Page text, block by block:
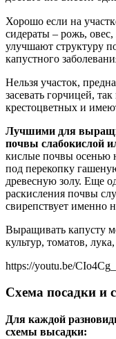
Хорошо если на
сидераты – рожь,
улучшают структуру
капустного
Нельзя участок,
засевать горчицей,
крестоцветных и
Лучшими для
почвы слабокислой
кислые почвы осенью
под перекопку
древесную золу. Еще
раскисления почвы
свирепствует именно
Выращивать капусту
культур, томатов,
https://youtu.be/
Схема посадки и
Для каждой
схемы высадки: